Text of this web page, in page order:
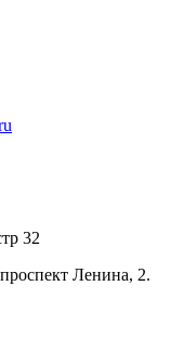
32
Ленина, 2.